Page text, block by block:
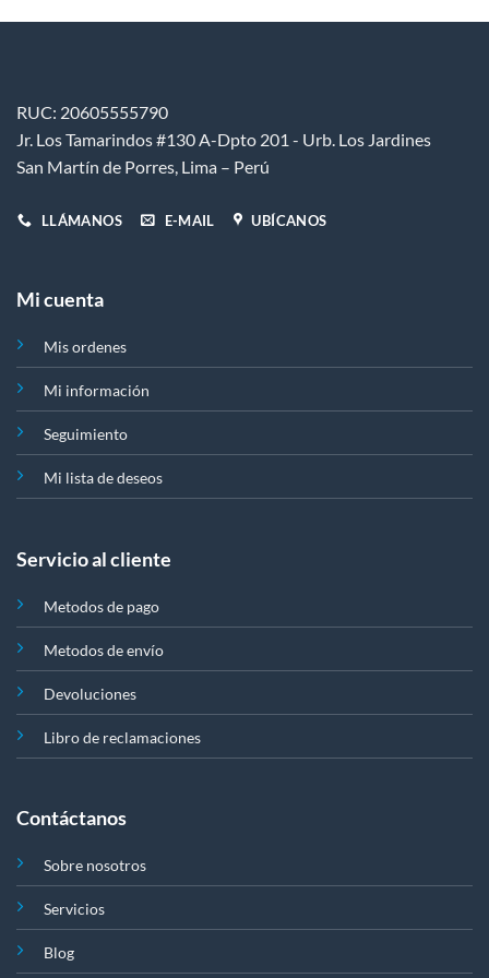
página
de
RUC: 20605555790
Jr. Los Tamarindos #130 A-Dpto 201 - Urb. Los Jardines
San Martín de Porres, Lima – Perú
LLÁMANOS E-MAIL UBÍCANOS
Mi cuenta
Mis ordenes
Mi información
Seguimiento
Mi lista de deseos
Servicio al cliente
Metodos de pago
Metodos de envío
Devoluciones
Libro de reclamaciones
Contáctanos
Sobre nosotros
Servicios
Blog